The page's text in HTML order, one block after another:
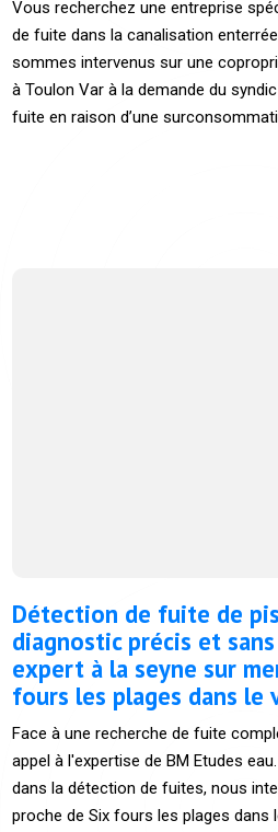
Vous recherchez une entreprise
de fuite dans la canalisation
sommes intervenus sur une
à Toulon Var à la demande du
fuite en raison d’une
Détection de fuite de
diagnostic précis et
expert à la seyne sur
fours les plages dans le
Face à une recherche de fuite
appel à l'expertise de BM Etudes
dans la détection de fuites, nous
proche de Six fours les plages dans